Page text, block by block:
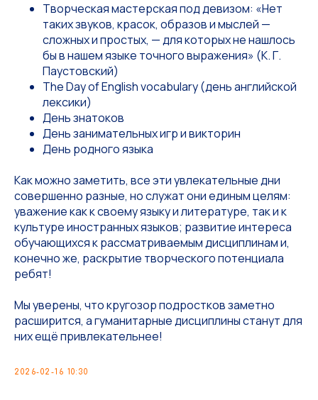
Творческая мастерская под девизом: «Нет
таких звуков, красок, образов и мыслей —
сложных и простых, — для которых не нашлось
бы в нашем языке точного выражения» (К. Г.
Паустовский)
The Day of English vocabulary (день английской
лексики)
День знатоков
День занимательных игр и викторин
День родного языка
Как можно заметить, все эти увлекательные дни
совершенно разные, но служат они единым целям:
уважение как к своему языку и литературе, так и к
культуре иностранных языков; развитие интереса
обучающихся к рассматриваемым дисциплинам и,
конечно же, раскрытие творческого потенциала
ребят!
Мы уверены, что кругозор подростков заметно
расширится, а гуманитарные дисциплины станут для
них ещё привлекательнее!
2026-02-16 10:30